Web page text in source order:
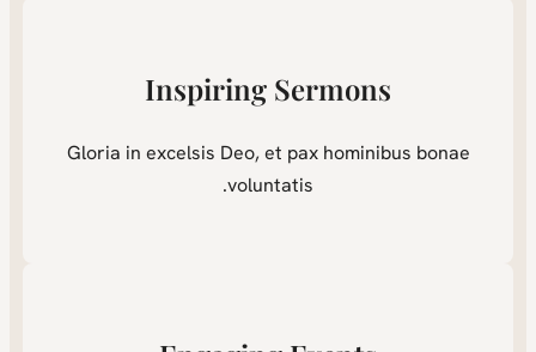
Inspiring Sermons
Gloria in excelsis Deo, et pax hominibus bonae
voluntatis.